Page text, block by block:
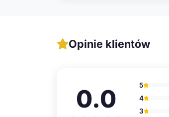
Opinie klientów
0.0 5
4
3